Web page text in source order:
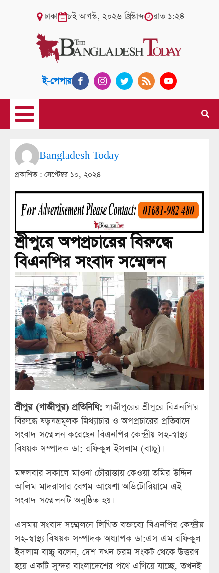
ঢাকা ৮ই আগস্ট, ২০২৬ খ্রিস্টাব্দ রাত ১:২৪
ই-পেপার
Bangladesh Today
প্রকাশিত : সেপ্টেম্বর ১০, ২০২৪
শ্রীপুরে অপপ্রচারের বিরুদ্ধে
বিএনপির সংবাদ সম্মেলন
শ্রীপুর (গাজীপুর) প্রতিনিধি: গাজীপুরের শ্রীপুরে বিএনপি'র
বিরুদ্ধে ষড়যন্ত্রমূলক মিথ্যাচার ও অপপ্রচারের প্রতিবাদে
সংবাদ সম্মেলন করেছেন বিএনপির কেন্দ্রীয় সহ-স্বাস্থ্য
বিষয়ক সম্পাদক ডা: রফিকুল ইসলাম (বাচ্চু)।
মঙ্গলবার সকালে মাওনা চৌরাস্তায় কেওয়া তমির উদ্দিন
আলিম মাদরাসার বেগম আয়েশা অডিটোরিয়ামে এই
সংবাদ সম্মেলনটি অনুষ্ঠিত হয়।
এসময় সংবাদ সম্মেলনে লিখিত বক্তব্যে বিএনপির কেন্দ্রীয়
সহ-স্বাস্থ্য বিষয়ক সম্পাদক অধ্যাপক ডা:এস এম রফিকুল
ইসলাম বাচ্চু বলেন, দেশ যখন চরম সংকট থেকে উত্তরণ
হয়ে একটি সুন্দর বাংলাদেশের পথে এগিয়ে যাচ্ছে, তখনই